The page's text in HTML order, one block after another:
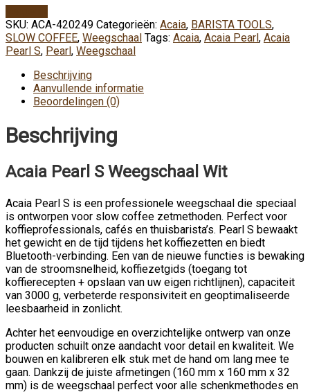
SKU: ACA-420249 Categorieën: Acaia, BARISTA TOOLS,
SLOW COFFEE, Weegschaal Tags: Acaia, Acaia Pearl, Acaia
Pearl S, Pearl, Weegschaal
Beschrijving
Aanvullende informatie
Beoordelingen (0)
Beschrijving
Acaia Pearl S Weegschaal Wit
Acaia Pearl S is een professionele weegschaal die speciaal
is ontworpen voor slow coffee zetmethoden. Perfect voor
koffieprofessionals, cafés en thuisbarista’s. Pearl S bewaakt
het gewicht en de tijd tijdens het koffiezetten en biedt
Bluetooth-verbinding. Een van de nieuwe functies is bewaking
van de stroomsnelheid, koffiezetgids (toegang tot
koffierecepten + opslaan van uw eigen richtlijnen), capaciteit
van 3000 g, verbeterde responsiviteit en geoptimaliseerde
leesbaarheid in zonlicht.
Achter het eenvoudige en overzichtelijke ontwerp van onze
producten schuilt onze aandacht voor detail en kwaliteit. We
bouwen en kalibreren elk stuk met de hand om lang mee te
gaan. Dankzij de juiste afmetingen (160 mm x 160 mm x 32
mm) is de weegschaal perfect voor alle schenkmethodes en